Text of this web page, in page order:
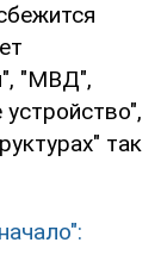
"МВД",
так